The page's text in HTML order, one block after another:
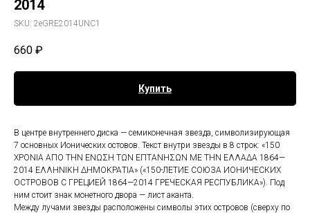
2014
SKU: 2eGRE2014UNC1
660 ₽
Купить
В центре внутреннего диска — семиконечная звезда, символизирующая
7 основных Ионических остовов. Текст внутри звезды в 8 строк: «150
ΧΡΟΝΙΑ ΑΠΟ ΤΗΝ ΕΝΩΣΗ ΤΩΝ ΕΠΤΑΝΗΣΩΝ ΜΕ ΤΗΝ ΕΛΛΑΔΑ 1864—
2014 ΕΛΛΗΝΙΚΗ ΔΗΜΟΚΡΑΤΙΑ» («150-ЛЕТИЕ СОЮЗА ИОНИЧЕСКИХ
ОСТРОВОВ С ГРЕЦИЕЙ 1864—2014 ГРЕЧЕСКАЯ РЕСПУБЛИКА»). Под
ним стоит знак монетного двора — лист аканта.
Между лучами звезды расположены символы этих островов (сверху по